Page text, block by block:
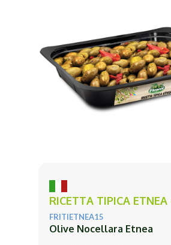
RICETTA TIPICA ETNEA
FRITIETNEA15
Olive Nocellara Etnea